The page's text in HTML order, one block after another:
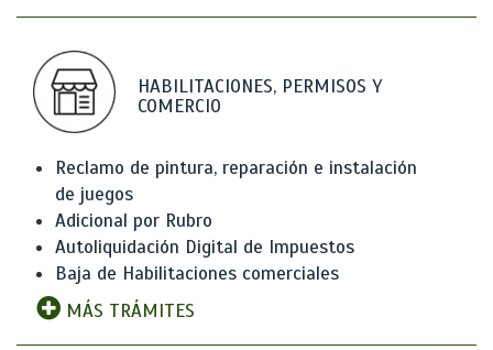
HABILITACIONES, PERMISOS Y
COMERCIO
Reclamo de pintura, reparación e instalación
de juegos
Adicional por Rubro
Autoliquidación Digital de Impuestos
Baja de Habilitaciones comerciales
MÁS TRÁMITES